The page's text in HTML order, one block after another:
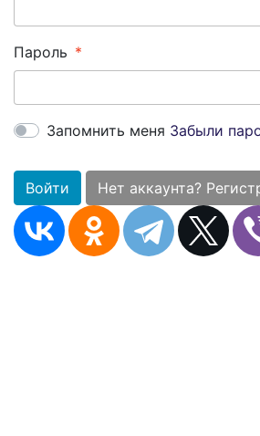
Пароль
Запомнить меня Забыли
Войти Нет аккаунта?